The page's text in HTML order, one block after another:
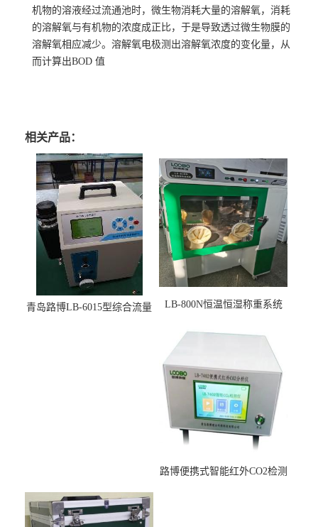
机物的溶液经过流通池时，微生物消耗大量的溶解氧，消耗
的溶解氧与有机物的浓度成正比，于是导致透过微生物膜的
溶解氧相应减少。溶解氧电极测出溶解氧浓度的变化量，从
而计算出BOD 值
相关产品：
青岛路博LB-6015型综合流量
LB-800N恒温恒湿称重系统
路博便携式智能红外CO2检测